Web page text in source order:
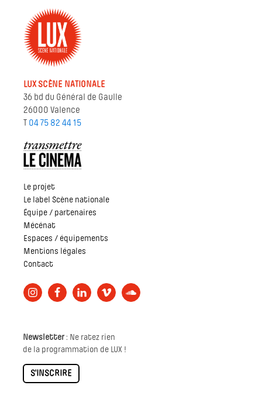
LUX SCÈNE NATIONALE
36 bd du Général de Gaulle
26000 Valence
T 04 75 82 44 15
Le projet
Le label Scène nationale
Équipe / partenaires
Mécénat
Espaces / équipements
Mentions légales
Contact
Newsletter: Ne ratez rien
de la programmation de LUX !
S'INSCRIRE